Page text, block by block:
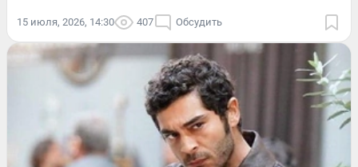
15 июля, 2026, 14:30 407 Обсудить